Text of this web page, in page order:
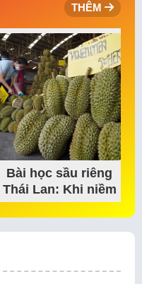
THÊM
Bài học sầu riêng
Thái Lan: Khi niềm
tin thị trường bắt…